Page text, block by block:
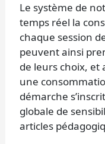
Le système de
temps réel la
chaque session
peuvent ainsi
de leurs choix,
une
démarche
globale de
articles